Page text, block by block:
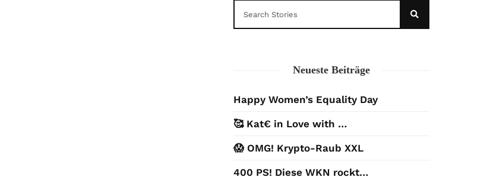
Neueste Beiträge
Happy Women’s Equality Day
🥰 Kat€ in Love with …
😱 OMG! Krypto-Raub XXL
400 PS! Diese WKN rockt…